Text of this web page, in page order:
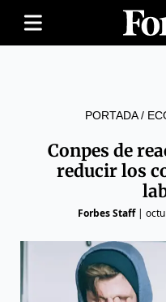
PORTADA/
Conpes de
reducir los
Forbes Staff|